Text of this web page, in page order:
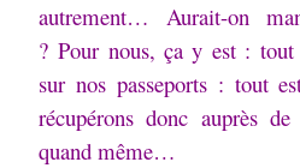
autrement…Aurait-on
?Pour nous, ça y est : tout
sur nos passeports : tout
récupérons donc auprès de
quand même…